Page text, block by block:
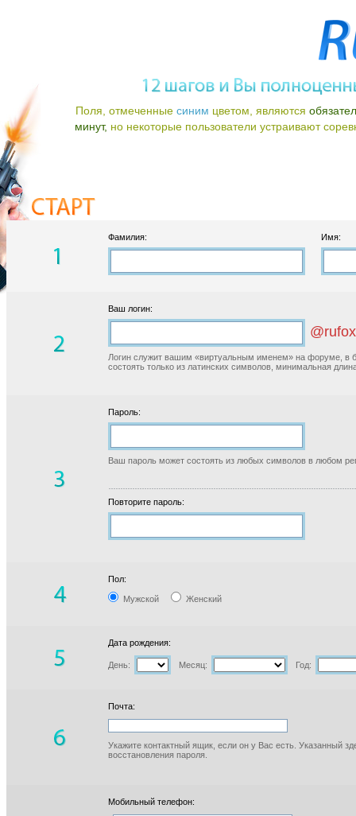
Поля, отмеченные синим цветом, являются
минут, но некоторые пользователи устраивают
Фамилия: Имя:
Ваш логин:
Логин служит вашим «виртуальным именем» на форуме, в
состоять только из латинских символов, минимальная
Пароль:
Ваш пароль может состоять из любых символов в любом
Повторите пароль:
Пол:
Мужской Женский
Дата рождения:
День: Месяц: Год:
Почта:
Укажите контактный ящик, если он у Вас есть. Указанный
восстановления пароля.
Мобильный телефон: